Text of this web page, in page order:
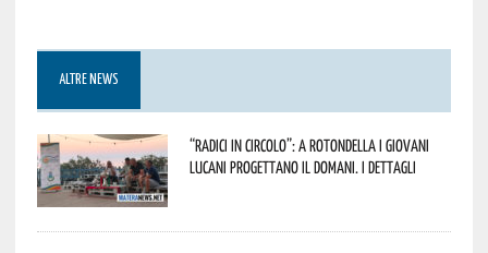
ALTRE NEWS
“Radici in Circolo”: a Rotondella i giovani
lucani progettano il domani. I dettagli